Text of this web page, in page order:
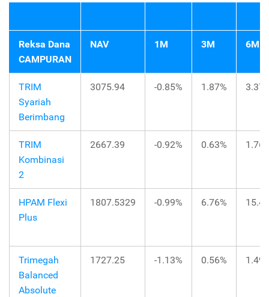
Reksa Dana
CAMPURAN
NAV 1M 3M 6M
TRIM
Syariah
Berimbang
3075.94 -0.85% 1.87%
TRIM
Kombinasi
2
2667.39 -0.92% 0.63%
HPAM Flexi
Plus
1807.5329 -0.99% 6.76%
Trimegah
Balanced
Absolute
1727.25 -1.13% 0.56%